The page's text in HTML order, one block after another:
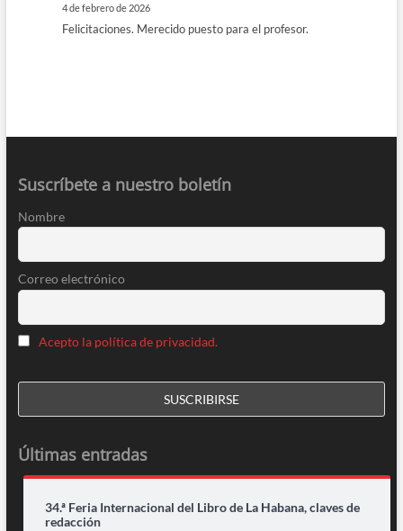
4 de febrero de 2026
Felicitaciones. Merecido puesto para el profesor.
Suscríbete a nuestro boletín
Nombre
Correo electrónico
Acepto la política de privacidad.
Últimas entradas
34.ª Feria Internacional del Libro de La Habana, claves de
redacción